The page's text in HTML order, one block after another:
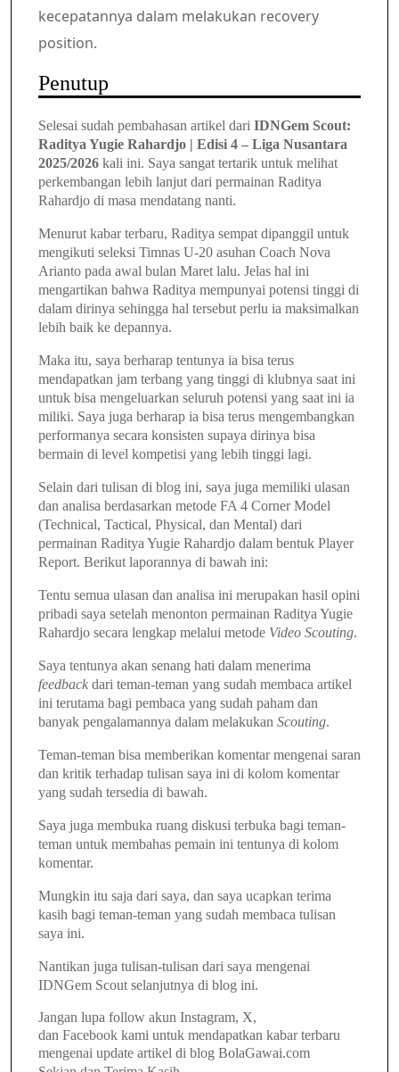
kecepatannya dalam melakukan recovery
position.
Penutup
Selesai sudah pembahasan artikel dari IDNGem Scout:
Raditya Yugie Rahardjo | Edisi 4 – Liga Nusantara
2025/2026 kali ini. Saya sangat tertarik untuk melihat
perkembangan lebih lanjut dari permainan Raditya
Rahardjo di masa mendatang nanti.
Menurut kabar terbaru, Raditya sempat dipanggil untuk
mengikuti seleksi Timnas U-20 asuhan Coach Nova
Arianto pada awal bulan Maret lalu. Jelas hal ini
mengartikan bahwa Raditya mempunyai potensi tinggi di
dalam dirinya sehingga hal tersebut perlu ia maksimalkan
lebih baik ke depannya.
Maka itu, saya berharap tentunya ia bisa terus
mendapatkan jam terbang yang tinggi di klubnya saat ini
untuk bisa mengeluarkan seluruh potensi yang saat ini ia
miliki. Saya juga berharap ia bisa terus mengembangkan
performanya secara konsisten supaya dirinya bisa
bermain di level kompetisi yang lebih tinggi lagi.
Selain dari tulisan di blog ini, saya juga memiliki ulasan
dan analisa berdasarkan metode FA 4 Corner Model
(Technical, Tactical, Physical, dan Mental) dari
permainan Raditya Yugie Rahardjo dalam bentuk Player
Report. Berikut laporannya di bawah ini:
Tentu semua ulasan dan analisa ini merupakan hasil opini
pribadi saya setelah menonton permainan Raditya Yugie
Rahardjo secara lengkap melalui metode Video Scouting.
Saya tentunya akan senang hati dalam menerima
feedback dari teman-teman yang sudah membaca artikel
ini terutama bagi pembaca yang sudah paham dan
banyak pengalamannya dalam melakukan Scouting.
Teman-teman bisa memberikan komentar mengenai saran
dan kritik terhadap tulisan saya ini di kolom komentar
yang sudah tersedia di bawah.
Saya juga membuka ruang diskusi terbuka bagi teman-
teman untuk membahas pemain ini tentunya di kolom
komentar.
Mungkin itu saja dari saya, dan saya ucapkan terima
kasih bagi teman-teman yang sudah membaca tulisan
saya ini.
Nantikan juga tulisan-tulisan dari saya mengenai
IDNGem Scout selanjutnya di blog ini.
Jangan lupa follow akun Instagram, X,
dan Facebook kami untuk mendapatkan kabar terbaru
mengenai update artikel di blog BolaGawai.com